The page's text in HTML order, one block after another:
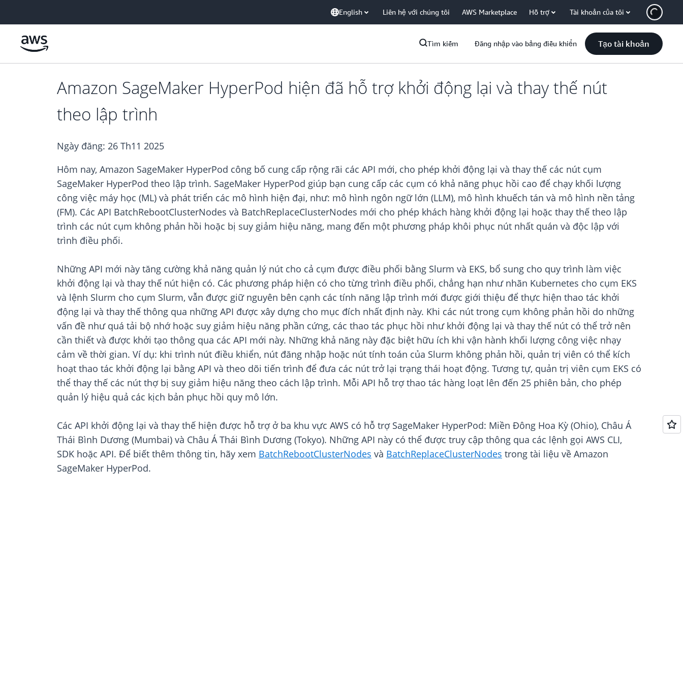
English Liên hệ với chúng tôi AWS Marketplace Hỗ trợ Tài khoản của tôi
Tìm kiếm Đăng nhập vào bảng điều khiển Tạo tài khoản
Amazon SageMaker HyperPod hiện đã hỗ trợ khởi động lại và thay thế nút
theo lập trình
Ngày đăng: 26 Th11 2025
Hôm nay, Amazon SageMaker HyperPod công bố cung cấp rộng rãi các API mới, cho phép khởi động lại và thay thế các nút cụm
SageMaker HyperPod theo lập trình. SageMaker HyperPod giúp bạn cung cấp các cụm có khả năng phục hồi cao để chạy khối lượng
công việc máy học (ML) và phát triển các mô hình hiện đại, như: mô hình ngôn ngữ lớn (LLM), mô hình khuếch tán và mô hình nền tảng
(FM). Các API BatchRebootClusterNodes và BatchReplaceClusterNodes mới cho phép khách hàng khởi động lại hoặc thay thế theo lập
trình các nút cụm không phản hồi hoặc bị suy giảm hiệu năng, mang đến một phương pháp khôi phục nút nhất quán và độc lập với
trình điều phối.
Những API mới này tăng cường khả năng quản lý nút cho cả cụm được điều phối bằng Slurm và EKS, bổ sung cho quy trình làm việc
khởi động lại và thay thế nút hiện có. Các phương pháp hiện có cho từng trình điều phối, chẳng hạn như nhãn Kubernetes cho cụm EKS
và lệnh Slurm cho cụm Slurm, vẫn được giữ nguyên bên cạnh các tính năng lập trình mới được giới thiệu để thực hiện thao tác khởi
động lại và thay thế thông qua những API được xây dựng cho mục đích nhất định này. Khi các nút trong cụm không phản hồi do những
vấn đề như quá tải bộ nhớ hoặc suy giảm hiệu năng phần cứng, các thao tác phục hồi như khởi động lại và thay thế nút có thể trở nên
cần thiết và được khởi tạo thông qua các API mới này. Những khả năng này đặc biệt hữu ích khi vận hành khối lượng công việc nhạy
cảm về thời gian. Ví dụ: khi trình nút điều khiển, nút đăng nhập hoặc nút tính toán của Slurm không phản hồi, quản trị viên có thể kích
hoạt thao tác khởi động lại bằng API và theo dõi tiến trình để đưa các nút trở lại trạng thái hoạt động. Tương tự, quản trị viên cụm EKS có
thể thay thế các nút thợ bị suy giảm hiệu năng theo cách lập trình. Mỗi API hỗ trợ thao tác hàng loạt lên đến 25 phiên bản, cho phép
quản lý hiệu quả các kịch bản phục hồi quy mô lớn.
Các API khởi động lại và thay thế hiện được hỗ trợ ở ba khu vực AWS có hỗ trợ SageMaker HyperPod: Miền Đông Hoa Kỳ (Ohio), Châu Á
Thái Bình Dương (Mumbai) và Châu Á Thái Bình Dương (Tokyo). Những API này có thể được truy cập thông qua các lệnh gọi AWS CLI,
SDK hoặc API. Để biết thêm thông tin, hãy xem BatchRebootClusterNodes và BatchReplaceClusterNodes trong tài liệu về Amazon
SageMaker HyperPod.